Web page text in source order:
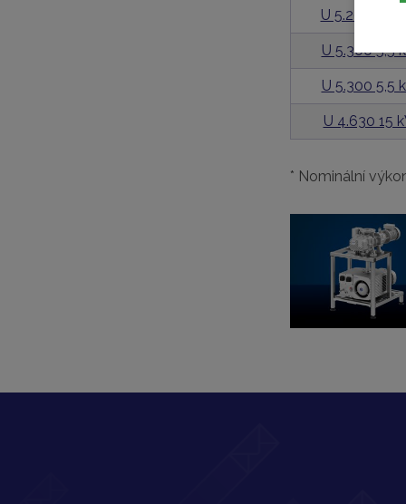
U 5.200 4,0
U 5.300 5,5
U 5.300 5,5
U 4.630 15
* Nominální